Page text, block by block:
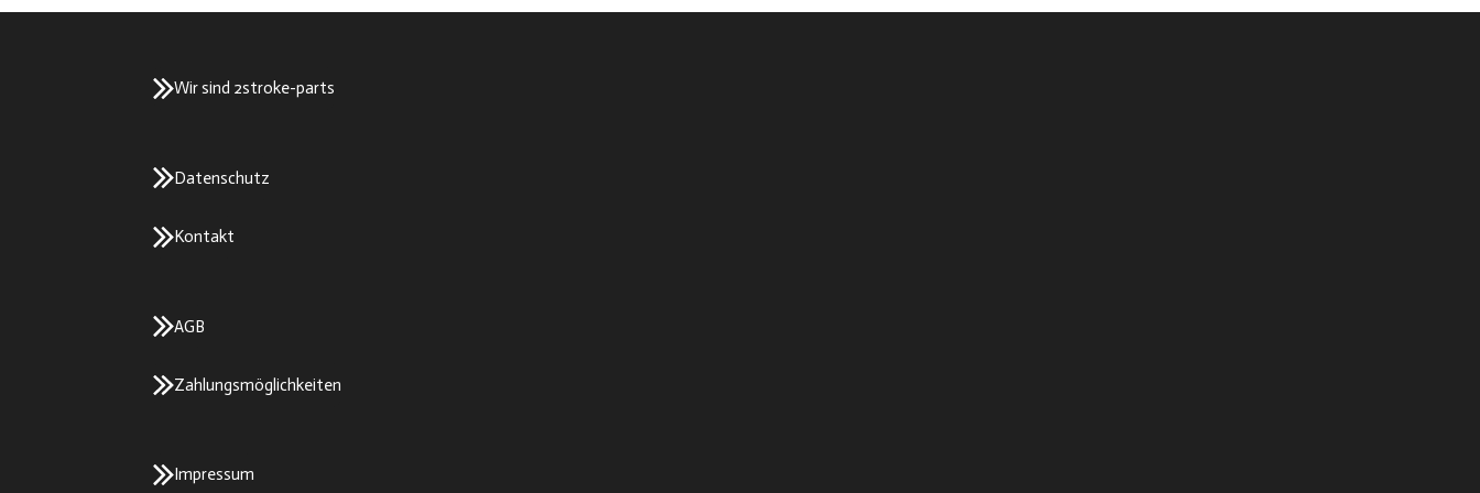
Wir sind 2stroke-parts
Datenschutz
Kontakt
AGB
Zahlungsmöglichkeiten
Impressum